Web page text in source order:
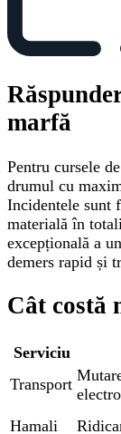
marfă
Pentru cursele
drumul cu
Incidentele sunt
materială în
excepțională a
demers rapid și
Cât costă
Serviciu
Transport
Hamali